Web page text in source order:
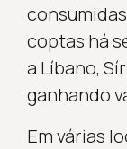
coptas há
a Líbano,
ganhando
Em várias